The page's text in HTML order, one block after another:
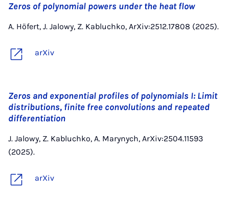
Zeros of polynomial powers under the heat flow
A. Höfert, J. Jalowy, Z. Kabluchko, ArXiv:2512.17808 (2025).
arXiv
Zeros and exponential profiles of polynomials I: Limit
distributions, finite free convolutions and repeated
differentiation
J. Jalowy, Z. Kabluchko, A. Marynych, ArXiv:2504.11593
(2025).
arXiv